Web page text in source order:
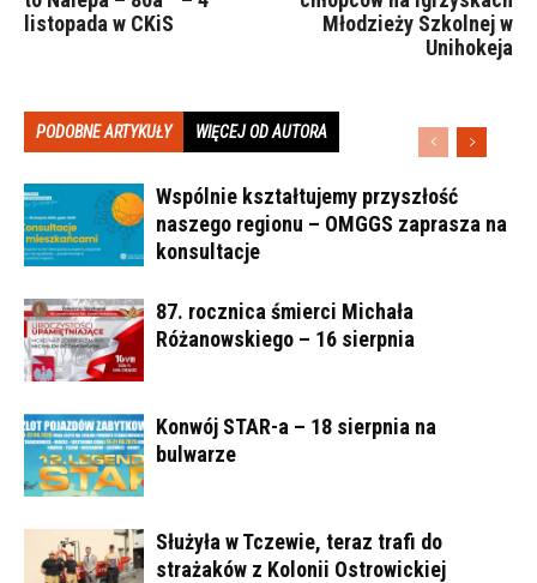
listopada w CKiS
Młodzieży Szkolnej w
Unihokeja
PODOBNE ARTYKUŁY WIĘCEJ OD AUTORA
Wspólnie kształtujemy przyszłość
naszego regionu – OMGGS zaprasza na
konsultacje
87. rocznica śmierci Michała
Różanowskiego – 16 sierpnia
Konwój STAR-a – 18 sierpnia na
bulwarze
Służyła w Tczewie, teraz trafi do
strażaków z Kolonii Ostrowickiej